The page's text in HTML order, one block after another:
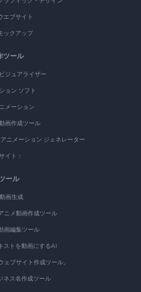
エブサイト
ックアップ
ツール
ジュアライザー
ョン ソフト
メーション
画作成ツール
ニメーション ジェネレーター
イト：
ール
画生成
ニメ動画作成ツール
画編集ツール
ストを動画にするAI
ェブサイト作成ツール。
ネス名作成ツール